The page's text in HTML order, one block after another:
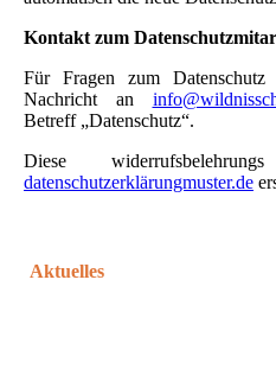
Kontakt zum
Für Fragen zum
Nachricht an
Betreff „Datenschutz“.
Diese
datenschutzerklärungmuster.de
Aktuelles